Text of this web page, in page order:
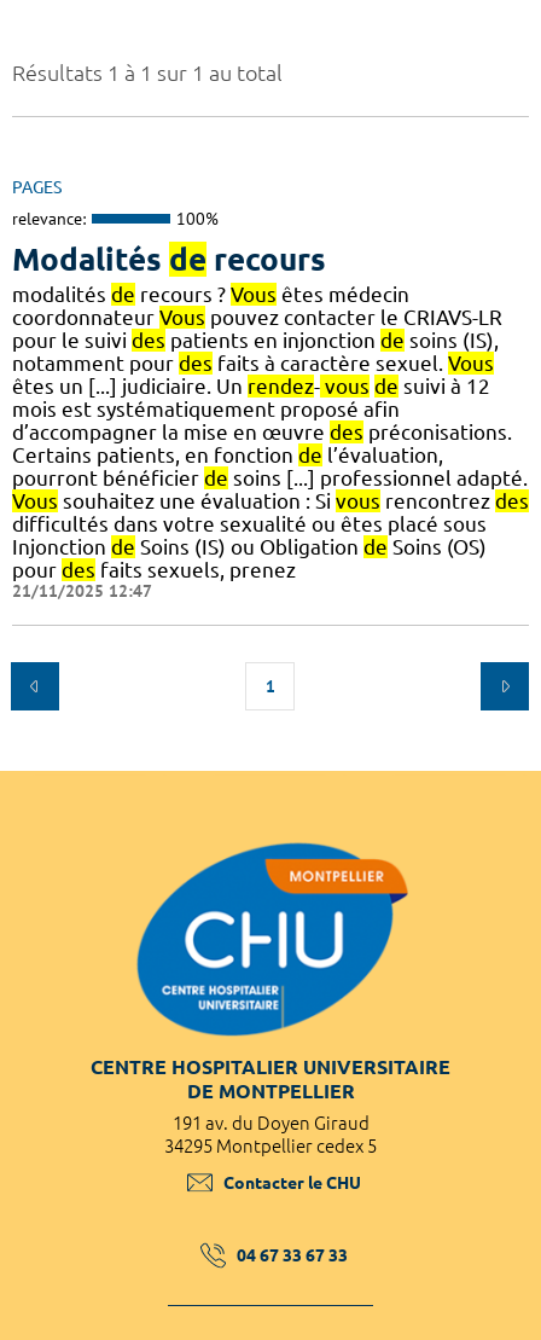
Résultats 1 à 1 sur 1 au total
PAGES
relevance: 100%
Modalités de recours
modalités de recours ? Vous êtes médecin
coordonnateur Vous pouvez contacter le CRIAVS-LR
pour le suivi des patients en injonction de soins (IS),
notamment pour des faits à caractère sexuel. Vous
êtes un [...] judiciaire. Un rendez- vous de suivi à 12
mois est systématiquement proposé afin
d’accompagner la mise en œuvre des préconisations.
Certains patients, en fonction de l’évaluation,
pourront bénéficier de soins [...] professionnel adapté.
Vous souhaitez une évaluation : Si vous rencontrez des
difficultés dans votre sexualité ou êtes placé sous
Injonction de Soins (IS) ou Obligation de Soins (OS)
pour des faits sexuels, prenez
21/11/2025 12:47
1
CENTRE HOSPITALIER UNIVERSITAIRE
DE MONTPELLIER
191 av. du Doyen Giraud
34295 Montpellier cedex 5
Contacter le CHU
04 67 33 67 33